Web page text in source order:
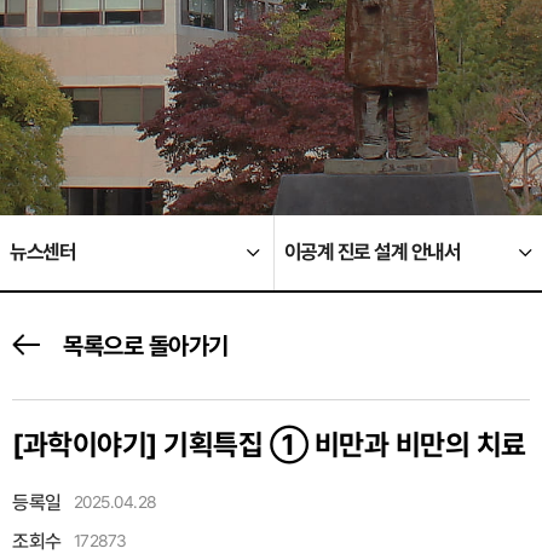
뉴스센터 이공계 진로 설계 안내서
목록으로 돌아가기
[과학이야기] 기획특집 ① 비만과 비만의 치료
등록일 2025.04.28
조회수 172873